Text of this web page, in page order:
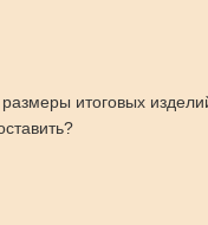
итоговых